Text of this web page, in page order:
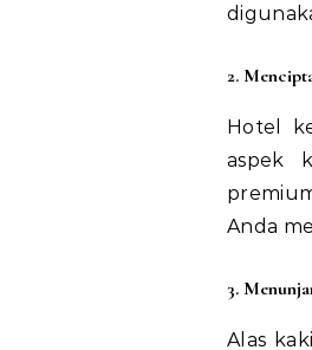
2.
Hotel
aspek
Anda
3.
Alas